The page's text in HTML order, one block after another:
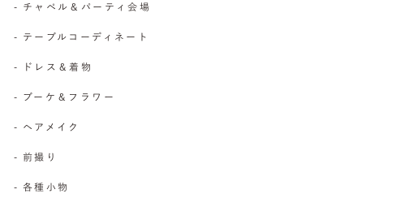
- チャペル＆パーティ会場
- テーブルコーディネート
- ドレス＆着物
- ブーケ＆フラワー
- ヘアメイク
- 前撮り
- 各種小物